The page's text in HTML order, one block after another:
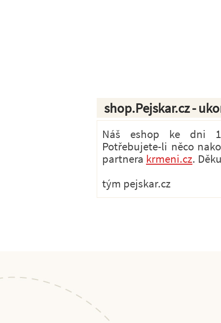
shop.Pejskar.cz -
Náš eshop ke dni
Potřebujete-li něco
partnera krmeni.cz.
tým pejskar.cz